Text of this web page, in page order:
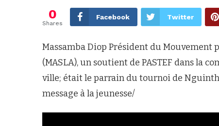
0
Shares
Facebook Twitter
Massamba Diop Président du Mouvement
(MASLA), un soutient de PASTEF dans la
ville; était le parrain du tournoi de
message à la jeunesse/